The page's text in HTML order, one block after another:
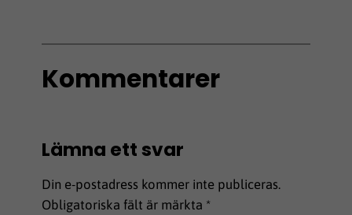
Kommentarer
Lämna ett svar
Din e-postadress kommer inte publiceras.
Obligatoriska fält är märkta *